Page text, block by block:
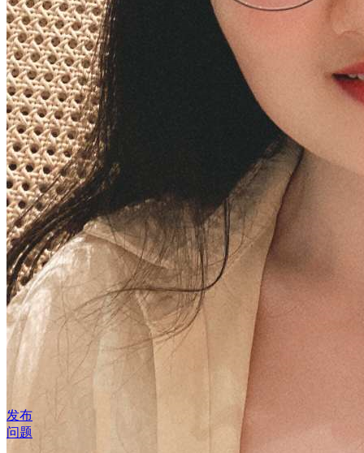
发布
问题